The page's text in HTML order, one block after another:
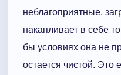
неблагоприятные,
накапливает в себе
бы условиях она не
остается чистой. Это